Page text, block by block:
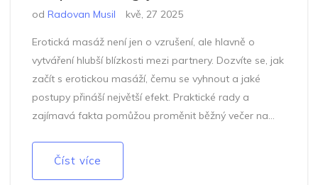
od Radovan Musil kvě, 27 2025
Erotická masáž není jen o vzrušení, ale hlavně o
vytváření hlubší blízkosti mezi partnery. Dozvíte se, jak
začít s erotickou masáží, čemu se vyhnout a jaké
postupy přináší největší efekt. Praktické rady a
zajímavá fakta pomůžou proměnit běžný večer na
kroky i tipy pro lepší prožitek. Naučíte se, jak lépe
Číst více